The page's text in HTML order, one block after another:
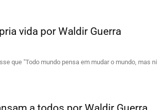
vida por Waldir Guerra
que "Todo mundo pensa em mudar o mundo, mas